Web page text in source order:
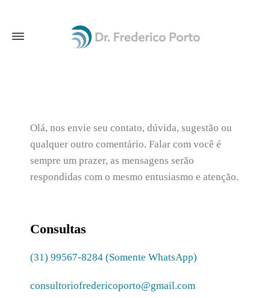
Olá, nos envie seu contato, dúvida, sugestão ou
qualquer outro comentário. Falar com você é
sempre um prazer, as mensagens serão
respondidas com o mesmo entusiasmo e atenção.
Consultas
(31) 99567-8284 (Somente WhatsApp)
consultoriofredericoporto@gmail.com